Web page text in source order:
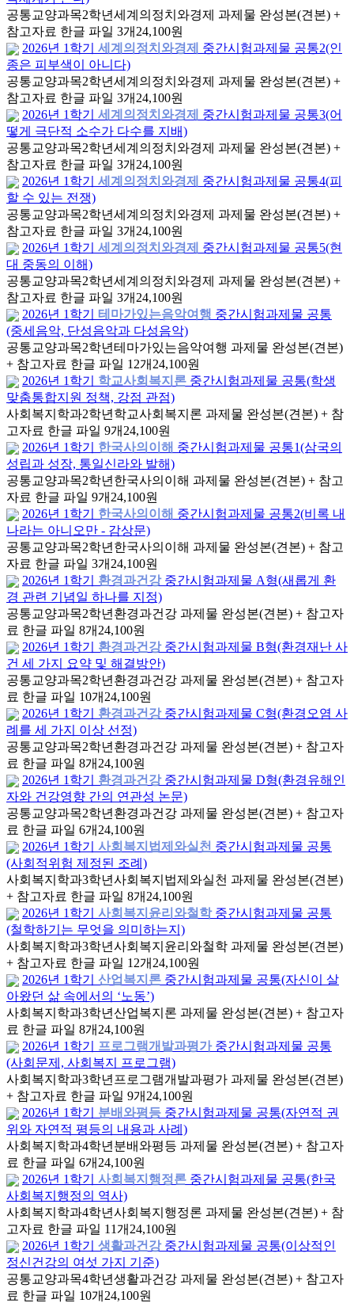
공통교양과목2학년세계의정치와경제 과제물 완성본(견본) +
참고자료 한글 파일 3개 24,100원
2026년 1학기
세계의정치와경제 중간시험과제물 공통2(인
종은 피부색이 아니다)
공통교양과목2학년세계의정치와경제 과제물 완성본(견본) +
참고자료 한글 파일 3개 24,100원
2026년 1학기
세계의정치와경제 중간시험과제물 공통3(어
떻게 극단적 소수가 다수를 지배)
공통교양과목2학년세계의정치와경제 과제물 완성본(견본) +
참고자료 한글 파일 3개 24,100원
2026년 1학기
세계의정치와경제 중간시험과제물 공통4(피
할 수 있는 전쟁)
공통교양과목2학년세계의정치와경제 과제물 완성본(견본) +
참고자료 한글 파일 3개 24,100원
2026년 1학기
세계의정치와경제 중간시험과제물 공통5(현
대 중동의 이해)
공통교양과목2학년세계의정치와경제 과제물 완성본(견본) +
참고자료 한글 파일 3개 24,100원
2026년 1학기
테마가있는음악여행 중간시험과제물 공통
(중세음악, 단성음악과 다성음악)
공통교양과목2학년테마가있는음악여행 과제물 완성본(견본)
+ 참고자료 한글 파일 12개 24,100원
2026년 1학기
학교사회복지론 중간시험과제물 공통(학생
맞춤통합지원 정책, 강점 관점)
사회복지학과2학년 학교사회복지론 과제물 완성본(견본) + 참
고자료 한글 파일 9개 24,100원
2026년 1학기
한국사의이해 중간시험과제물 공통1(삼국의
성립과 성장, 통일신라와 발해)
공통교양과목2학년 한국사의이해 과제물 완성본(견본) + 참고
자료 한글 파일 9개 24,100원
2026년 1학기
한국사의이해 중간시험과제물 공통2(비록 내
나라는 아니오만 - 감상문)
공통교양과목2학년 한국사의이해 과제물 완성본(견본) + 참고
자료 한글 파일 3개 24,100원
2026년 1학기
환경과건강 중간시험과제물 A형(새롭게 환
경 관련 기념일 하나를 지정)
공통교양과목2학년 환경과건강 과제물 완성본(견본) + 참고자
료 한글 파일 8개 24,100원
2026년 1학기
환경과건강 중간시험과제물 B형(환경재난 사
건 세 가지 요약 및 해결방안)
공통교양과목2학년 환경과건강 과제물 완성본(견본) + 참고자
료 한글 파일 10개 24,100원
2026년 1학기
환경과건강 중간시험과제물 C형(환경오염 사
례를 세 가지 이상 선정)
공통교양과목2학년 환경과건강 과제물 완성본(견본) + 참고자
료 한글 파일 8개 24,100원
2026년 1학기
환경과건강 중간시험과제물 D형(환경유해인
자와 건강영향 간의 연관성 논문)
공통교양과목2학년 환경과건강 과제물 완성본(견본) + 참고자
료 한글 파일 6개 24,100원
2026년 1학기
사회복지법제와실천 중간시험과제물 공통
(사회적위험 제정된 조례)
사회복지학과3학년사회복지법제와실천 과제물 완성본(견본)
+ 참고자료 한글 파일 8개 24,100원
2026년 1학기
사회복지윤리와철학 중간시험과제물 공통
(철학하기는 무엇을 의미하는지)
사회복지학과3학년사회복지윤리와철학 과제물 완성본(견본)
+ 참고자료 한글 파일 12개 24,100원
2026년 1학기
산업복지론 중간시험과제물 공통(자신이 살
아왔던 삶 속에서의 ‘노동’)
사회복지학과3학년산업복지론 과제물 완성본(견본) + 참고자
료 한글 파일 8개 24,100원
2026년 1학기
프로그램개발과평가 중간시험과제물 공통
(사회문제, 사회복지 프로그램)
사회복지학과3학년 프로그램개발과평가 과제물 완성본(견본)
+ 참고자료 한글 파일 9개 24,100원
2026년 1학기
분배와평등 중간시험과제물 공통(자연적 권
위와 자연적 평등의 내용과 사례)
사회복지학과4학년 분배와평등 과제물 완성본(견본) + 참고자
료 한글 파일 6개 24,100원
2026년 1학기
사회복지행정론 중간시험과제물 공통(한국
사회복지행정의 역사)
사회복지학과4학년사회복지행정론 과제물 완성본(견본) + 참
고자료 한글 파일 11개 24,100원
2026년 1학기
생활과건강 중간시험과제물 공통(이상적인
정신건강의 여섯 가지 기준)
공통교양과목4학년생활과건강 과제물 완성본(견본) + 참고자
료 한글 파일 10개 24,100원